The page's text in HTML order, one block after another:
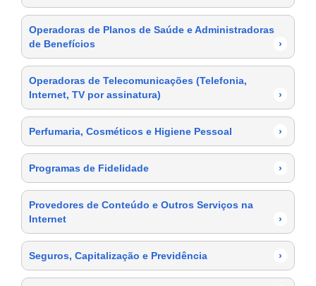
Operadoras de Planos de Saúde e Administradoras
de Benefícios
›
Operadoras de Telecomunicações (Telefonia,
Internet, TV por assinatura)
›
Perfumaria, Cosméticos e Higiene Pessoal ›
Programas de Fidelidade ›
Provedores de Conteúdo e Outros Serviços na
Internet
›
Seguros, Capitalização e Previdência ›